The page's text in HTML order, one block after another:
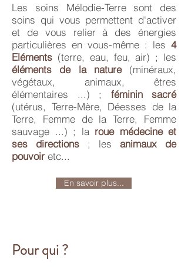
Les soins Mélodie-Terre sont des
soins qui vous permettent d'activer
et de vous relier à des énergies
particulières en vous-même : les 4
Eléments (terre, eau, feu, air) ; les
éléments de la nature(minéraux,
végétaux, animaux, êtres
élémentaires ...) ; féminin sacré
(utérus, Terre-Mère, Déesses de la
Terre, Femme de la Terre, Femme
sauvage ...) ; la roue médecine et
ses directions ; les animaux de
pouvoir etc...
Pour qui ?
En savoir plus...